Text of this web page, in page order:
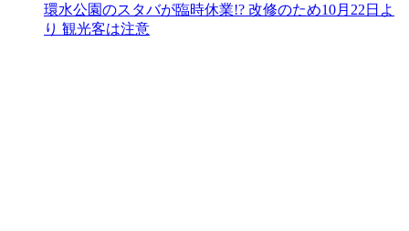
環水公園のスタバが臨時休業!? 改修のため10月22日よ
り 観光客は注意